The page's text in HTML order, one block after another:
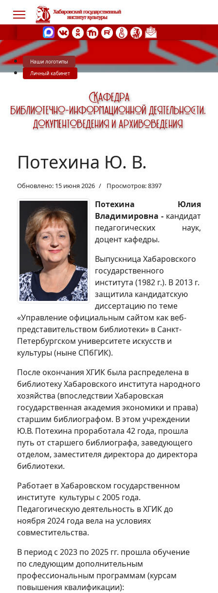
Наши логотипы
Личный кабинет
Потехина Ю. В.
Обновлено: 15 июня 2026 Просмотров: 8397
Потехина Юлия
Владимировна - кандидат
педагогических наук,
доцент кафедры.
Выпускница Хабаровского
государственного
института (1982 г.). В 2013 г.
защитила кандидатскую
диссертацию по теме
«Управление официальным сайтом как веб-
представительством библиотеки» в Санкт-
Петербургском университете искусств и
культуры (ныне СПбГИК).
После окончания ХГИК была распределена в
библиотеку Хабаровского института народного
хозяйства (впоследствии Хабаровская
государственная академия экономики и права)
старшим библиографом. В этом учреждении
Ю.В. Потехина проработала 42 года, прошла
путь от старшего библиографа, заведующего
отделом, заместителя директора до директора
библиотеки.
Работает в Хабаровском государственном
институте культуры с 2005 года.
Педагогическую деятельность в ХГИК до
ноября 2024 года вела на условиях
совместительства.
В период с 2023 по 2025 гг. прошла обучение
по следующим дополнительным
профессиональным программам (курсам
повышения квалификации):